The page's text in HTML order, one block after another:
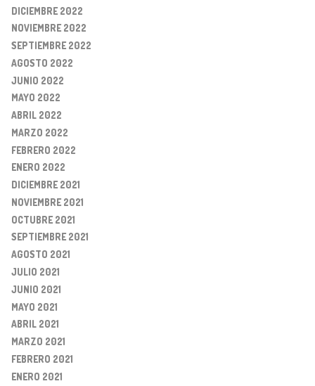
DICIEMBRE 2022
NOVIEMBRE 2022
SEPTIEMBRE 2022
AGOSTO 2022
JUNIO 2022
MAYO 2022
ABRIL 2022
MARZO 2022
FEBRERO 2022
ENERO 2022
DICIEMBRE 2021
NOVIEMBRE 2021
OCTUBRE 2021
SEPTIEMBRE 2021
AGOSTO 2021
JULIO 2021
JUNIO 2021
MAYO 2021
ABRIL 2021
MARZO 2021
FEBRERO 2021
ENERO 2021